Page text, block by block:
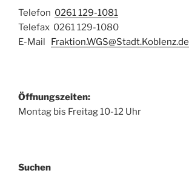
Telefon 0261 129-1081
Telefax 0261 129-1080
E-Mail Fraktion.WGS@Stadt.Koblenz.de
Öffnungszeiten:
Montag bis Freitag 10-12 Uhr
Suchen